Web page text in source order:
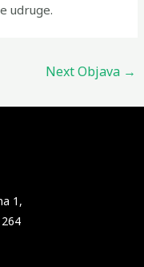
udruge.
Next Objava →
1,